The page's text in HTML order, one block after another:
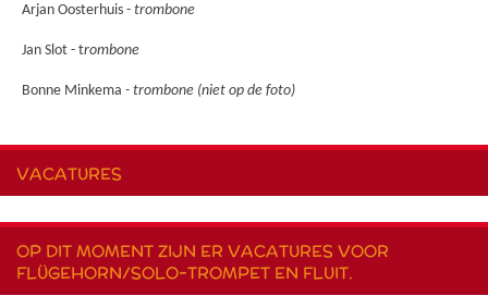
Arjan Oosterhuis - trombone
Jan Slot - trombone
Bonne Minkema - trombone (niet op de foto)
VACATURES
OP DIT MOMENT ZIJN ER VACATURES VOOR
FLÜGEHORN/SOLO-TROMPET EN FLUIT.